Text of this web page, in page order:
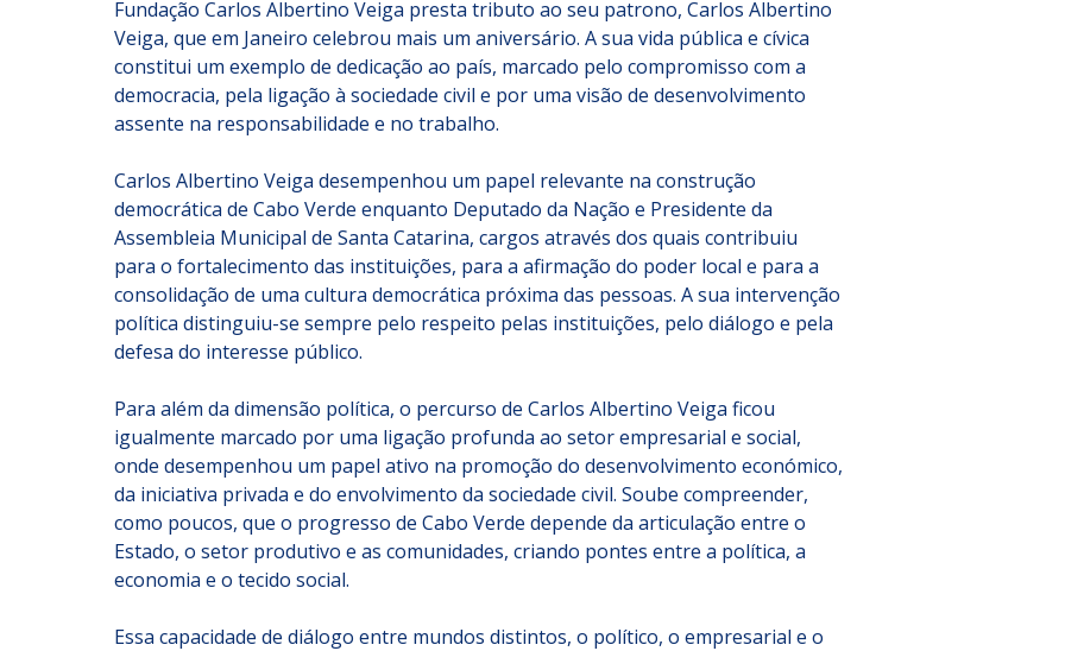
Fundação Carlos Albertino Veiga presta tributo ao seu patrono, Carlos Albertino
Veiga, que em Janeiro celebrou mais um aniversário. A sua vida pública e cívica
constitui um exemplo de dedicação ao país, marcado pelo compromisso com a
democracia, pela ligação à sociedade civil e por uma visão de desenvolvimento
assente na responsabilidade e no trabalho.
Carlos Albertino Veiga desempenhou um papel relevante na construção
democrática de Cabo Verde enquanto Deputado da Nação e Presidente da
Assembleia Municipal de Santa Catarina, cargos através dos quais contribuiu
para o fortalecimento das instituições, para a afirmação do poder local e para a
consolidação de uma cultura democrática próxima das pessoas. A sua intervenção
política distinguiu-se sempre pelo respeito pelas instituições, pelo diálogo e pela
defesa do interesse público.
Para além da dimensão política, o percurso de Carlos Albertino Veiga ficou
igualmente marcado por uma ligação profunda ao setor empresarial e social,
onde desempenhou um papel ativo na promoção do desenvolvimento económico,
da iniciativa privada e do envolvimento da sociedade civil. Soube compreender,
como poucos, que o progresso de Cabo Verde depende da articulação entre o
Estado, o setor produtivo e as comunidades, criando pontes entre a política, a
economia e o tecido social.
Essa capacidade de diálogo entre mundos distintos, o político, o empresarial e o